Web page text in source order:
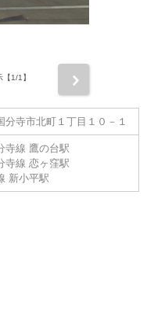
【1/1】
分寺市北町１丁目１０－１
寺線 鷹の台駅
寺線 恋ヶ窪駅
新小平駅